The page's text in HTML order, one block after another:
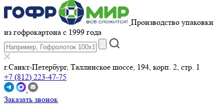
Производство упаковки
из гофрокартона с 1999 года
г.Санкт-Петербург, Таллинское шоссе, 194, корп. 2, стр. 1
+7 (812) 223-47-75
Заказать звонок